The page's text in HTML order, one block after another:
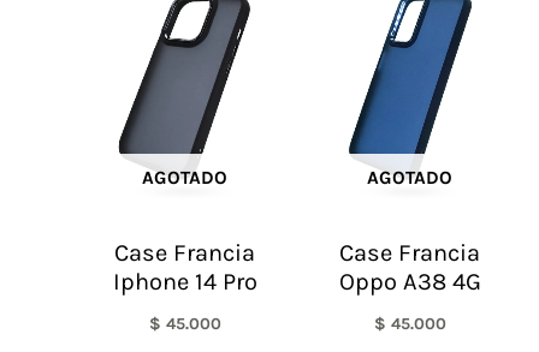
AGOTADO
Case Francia
Iphone 14 Pro
$ 45.000
AGOTADO
Case Francia
Oppo A38 4G
$ 45.000